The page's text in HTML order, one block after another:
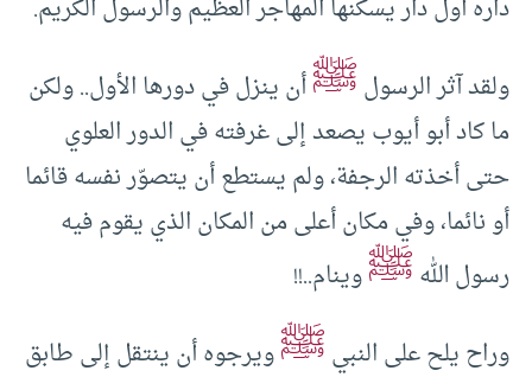
داره أول دار يسكنها المهاجر العظيم والرسول الكريم.
ولقد آثر الرسولﷺأن ينزل في دورها الأول.. ولكن
ما كاد أبو أيوب يصعد إلى غرفته في الدور العلوي
حتى أخذته الرجفة، ولم يستطع أن يتصوّر نفسه قائما
أو نائما، وفي مكان أعلى من المكان الذي يقوم فيه
رسول اللهﷺوينام..!!
وراح يلح على النبيﷺويرجوه أن ينتقل إلى طابق